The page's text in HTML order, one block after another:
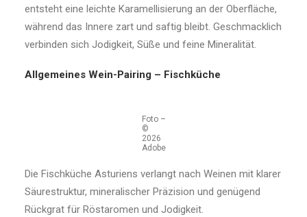
entsteht eine leichte Karamellisierung an der Oberfläche,
während das Innere zart und saftig bleibt. Geschmacklich
verbinden sich Jodigkeit, Süße und feine Mineralität.
Allgemeines Wein-Pairing – Fischküche
Foto –
©
2026
Adobe
Die Fischküche Asturiens verlangt nach Weinen mit klarer
Säurestruktur, mineralischer Präzision und genügend
Rückgrat für Röstaromen und Jodigkeit.